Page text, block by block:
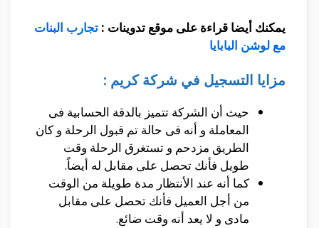
يمكنك أيضا قراءة على موقع تدوينات : تجارب البنات
مع لوشن البابايا
مزايا التسجيل في شركة كريم :
حيث أن الشركة تتميز بالدقة الحسابية فى
المعاملة و أنه فى حالة تم قبول الرحلة و كان
الطريق مزدحم و تستغرق الرحلة وقت
طويل فأنك تحصل على مقابل له أيضاً.
كما أنه عند الأنتظار مدة طويلة من الوقت
من أجل العميل فأنك تحصل على مقابل
مادى و لا يعد أنه وقت ضائع.